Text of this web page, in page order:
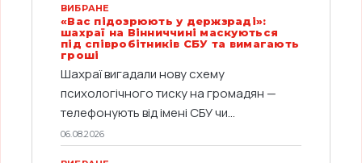
ВИБРАНЕ
«Вас підозрюють у держзраді»:
шахраї на Вінниччині маскуються
під співробітників СБУ та вимагають
гроші
Шахраї вигадали нову схему
психологічного тиску на громадян —
телефонують від імені СБУ чи...
06.08.2026